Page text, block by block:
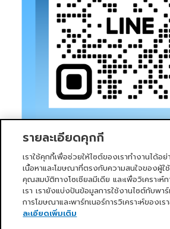
หน้าแรก บริการของเรา ข่าวสารและกิจ
เกี่ยวกับเรา นักลงทุนสัมพันธ์
รายละเอียดคุกกี้
เราใช้คุกกี้เพื่อช่วยให้ไซต์ของเราทำงานได้
เนื้อหาและโฆษณาที่ตรงกับความสนใจของผู้ใ
คุณสมบัติทางโซเชียลมีเดีย และเพื่อวิเคราะห์
เรา เรายังแบ่งปันข้อมูลการใช้งานไซต์กับพาร์
การโฆษณาและพาร์ทเนอร์การวิเคราะห์ของเร
ละเอียดเพิ่มเติม